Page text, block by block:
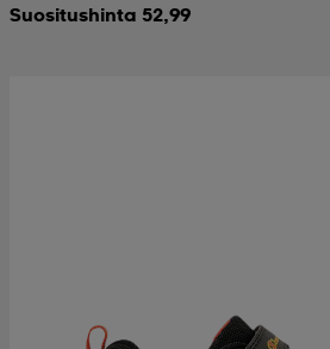
Suositushinta 52,99